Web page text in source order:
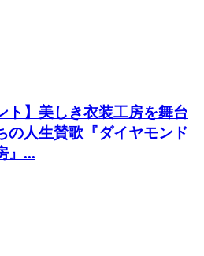
ト】美しき衣装工房を舞台
の人生賛歌『ダイヤモンド
』...